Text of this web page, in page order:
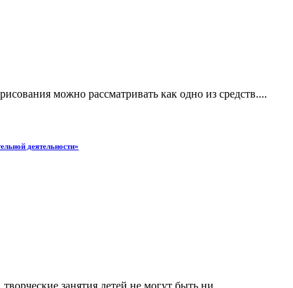
можно рассматривать как одно из средств....
деятельности»